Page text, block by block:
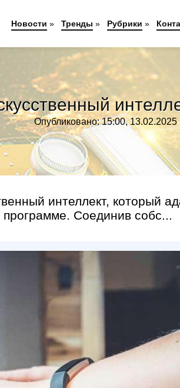
Опубликовано: 15:00, 13.02.2025
интеллект, который
Соединив собс...
Новости » Тренды » Рубрики »